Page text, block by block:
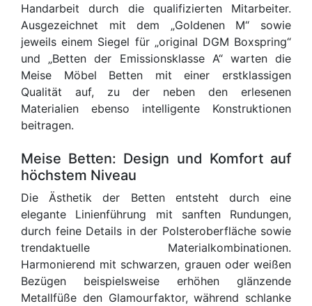
Handarbeit durch die qualifizierten Mitarbeiter.
Ausgezeichnet mit dem „Goldenen M“ sowie
jeweils einem Siegel für „original DGM Boxspring“
und „Betten der Emissionsklasse A“ warten die
Meise Möbel Betten mit einer erstklassigen
Qualität auf, zu der neben den erlesenen
Materialien ebenso intelligente Konstruktionen
beitragen.
Meise Betten: Design und Komfort auf
höchstem Niveau
Die Ästhetik der Betten entsteht durch eine
elegante Linienführung mit sanften Rundungen,
durch feine Details in der Polsteroberfläche sowie
trendaktuelle Materialkombinationen.
Harmonierend mit schwarzen, grauen oder weißen
Bezügen beispielsweise erhöhen glänzende
Metallfüße den Glamourfaktor, während schlanke